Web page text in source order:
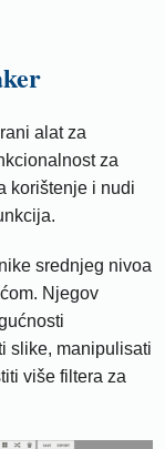
alat za
za
korištenje i nudi
srednjeg nivoa
Njegov
slike, manipulisati
više filtera za